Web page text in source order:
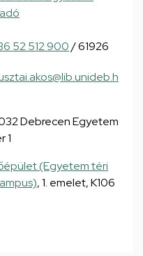
52 512 900/ 61926
Debrecen Egyetem
1
(Egyetem téri
, 1. emelet, K106